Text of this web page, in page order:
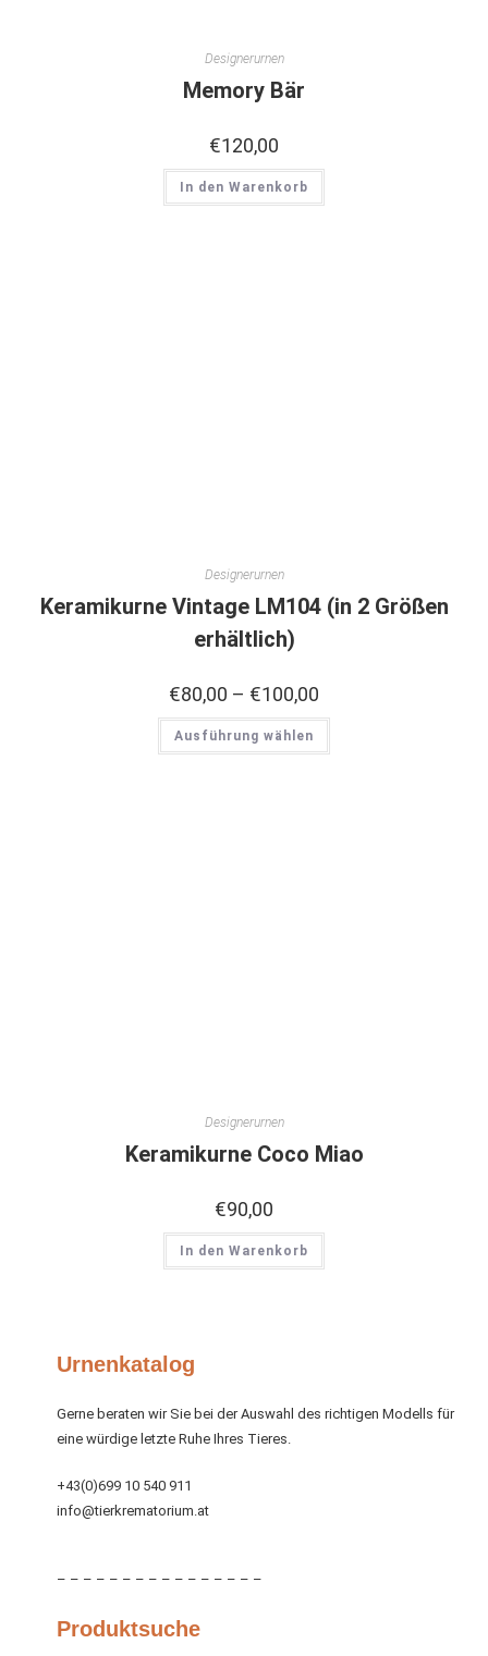
Designerurnen
Memory Bär
€120,00
In den Warenkorb
Designerurnen
Keramikurne Vintage LM104 (in 2 Größen
erhältlich)
€80,00 – €100,00
Ausführung wählen
Designerurnen
Keramikurne Coco Miao
€90,00
In den Warenkorb
Urnenkatalog
Gerne beraten wir Sie bei der Auswahl des richtigen Modells für
eine würdige letzte Ruhe Ihres Tieres.
+43(0)699 10 540 911
info@tierkrematorium.at
– – – – – – – – – – – – – – – –
Produktsuche